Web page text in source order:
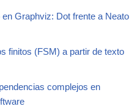
Graphviz: Dot frente a Neato
finitos (FSM) a partir de texto
complejos en